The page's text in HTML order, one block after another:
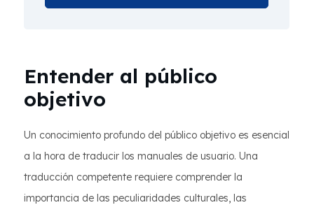
Entender al público
objetivo
Un conocimiento profundo del público objetivo es esencial
a la hora de traducir los manuales de usuario. Una
traducción competente requiere comprender la
importancia de las peculiaridades culturales, las